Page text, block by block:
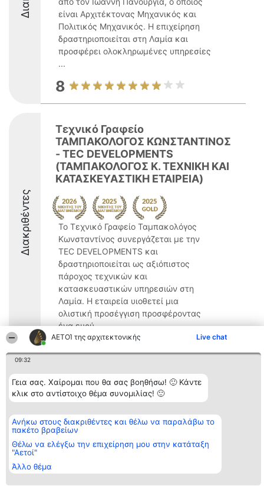
ΑΕΤΟΊ της αρχιτεκτονικής Live chat
09:32
Γεια σας. Χαίρομαι που θα σας βοηθήσω! 🙂 Κάντε
κλικ στο αντίστοιχο θέμα συνομιλίας! 🙂
Ανήκω στους διακριθέντες και θέλω να παραλάβω το
πακέτο βραβείων
Θέλω να ελέγξω την επιχείρηση μου στην κατάταξη
"Αετοί"
Άλλο θέμα
είναι Αρχιτέκτονας Μηχανικός και
Πολιτικός Μηχανικός. Η επιχείρηση
δραστηριοποιείται στη Λαμία και
προσφέρει ολοκληρωμένες υπηρεσίες
...
8
Διακριθέντες
Τεχνικό Γραφείο
ΤΑΜΠΑΚΟΛΟΓΟΣ ΚΩΝΣΤΑΝΤΙΝΟΣ
- TEC DEVELOPMENTS
(ΤΑΜΠΑΚΟΛΟΓΟΣ Κ. ΤΕΧΝΙΚΗ ΚΑΙ
ΚΑΤΑΣΚΕΥΑΣΤΙΚΗ ΕΤΑΙΡΕΙΑ)
Το Τεχνικό Γραφείο Ταμπακολόγος
Κωνσταντίνος συνεργάζεται με την
TEC DEVELOPMENTS και
δραστηριοποιείται ως αξιόπιστος
πάροχος τεχνικών και
κατασκευαστικών υπηρεσιών στη
Λαμία. Η εταιρεία υιοθετεί μια
ολιστική προσέγγιση προσφέροντας
ένα ευρύ ...
9.2
Διοργανωτής της
κατάταξης
Μονοπρόσωπη ΙΚΕ
ΤΗΛ. ΕΠΙΚΟΙΝΩΝΙΑΣ:
2104128019
email:
aetoi@beautifulcompany.co
Κατάταξη
Διακριθέντες
των
διακριθέντων
Όροι &
προϋποθέσεις
Επικοινωνία